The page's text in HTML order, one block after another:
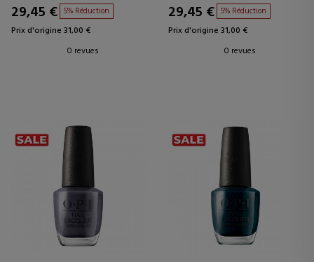
29,45 € 5% Réduction
Prix d'origine 31,00 €
0 revues
29,45 € 5% Réduction
Prix d'origine 31,00 €
0 revues